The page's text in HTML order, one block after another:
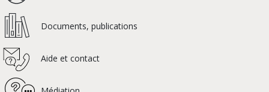
Documents, publications
Aide et contact